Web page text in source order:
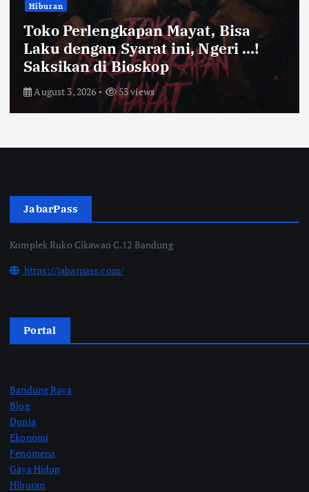
Bandung Raya
Farhan Pastikan Pasokan Pangan
Kota Bandung Aman Meski Harga
Ayam dan Timun Naik
July 31, 2026 57 views
JabarPass
Komplek Ruko Cikawao C.12 Bandung
https://jabarpass.com/
Portal
Bandung Raya
Blog
Dunia
Ekonomi
Fenomena
Gaya Hidup
Hiburan